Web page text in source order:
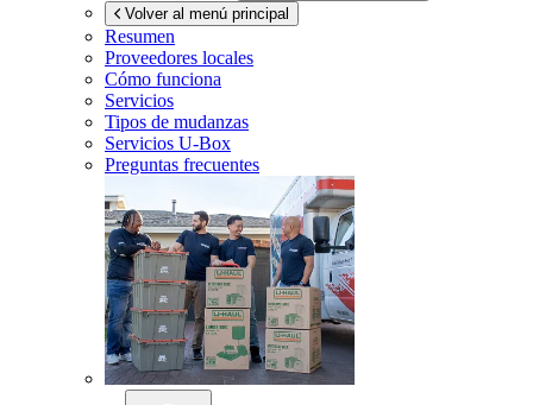
Volver al menú principal
Resumen
Proveedores locales
Cómo funciona
Servicios
Tipos de mudanzas
Servicios U-Box
Preguntas frecuentes